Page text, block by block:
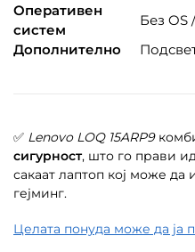
Оперативен
систем
Без OS
Дополнително
✅ Lenovo LOQ 15ARP9
сигурност, што го прави
сакаат лаптоп кој може
гејминг.
Целата понуда може да ја